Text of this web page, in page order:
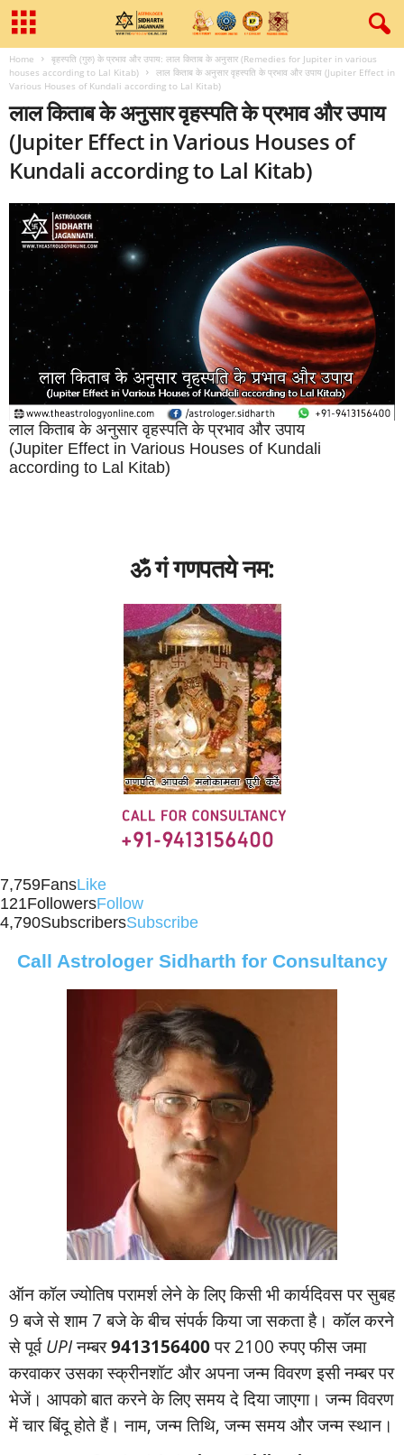
Home
बृहस्पति (गुरु) के प्रभाव और उपाय: लाल किताब के अनुसार (Remedies for Jupiter in various
houses according to Lal Kitab)
लाल किताब के अनुसार वृहस्पति के प्रभाव और उपाय (Jupiter Effect in
Various Houses of Kundali according to Lal Kitab)
लाल किताब के अनुसार वृहस्पति के प्रभाव और उपाय
(Jupiter Effect in Various Houses of
Kundali according to Lal Kitab)
लाल किताब के अनुसार वृहस्पति के प्रभाव और उपाय
(Jupiter Effect in Various Houses of Kundali
according to Lal Kitab)
ॐ गं गणपतये नम:
7,759FansLike
121FollowersFollow
4,790SubscribersSubscribe
Call Astrologer Sidharth for Consultancy
ऑन कॉल ज्‍योतिष परामर्श लेने के लिए किसी भी कार्यदिवस पर सुबह
9 बजे से शाम 7 बजे के बीच संपर्क किया जा सकता है। कॉल करने
से पूर्वUPIनम्‍बर9413156400पर 2100 रुपए फीस जमा
करवाकर उसका स्‍क्रीनशॉट और अपना जन्‍म विवरण इसी नम्‍बर पर
भेजें। आपको बात करने के लिए समय दे दिया जाएगा। जन्‍म विवरण
में चार बिंदू होते हैं। नाम, जन्‍म तिथि, जन्‍म समय और जन्‍म स्‍थान।